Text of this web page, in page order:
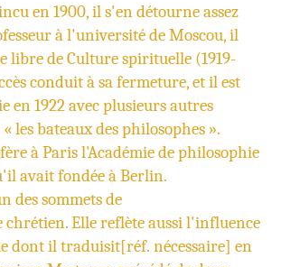
en1900, il s'en détourne assez
à l'université deMoscou, il
libre de Culture spirituelle (1919-
conduit à sa fermeture, et il est
en1922avec plusieurs autres
les bateaux des philosophes ».
à Paris l'Académie de philosophie
avait fondée àBerlin.
des sommets de
chrétien. Elle reflète aussi l'influence
dont il traduisit[réf. nécessaire] en